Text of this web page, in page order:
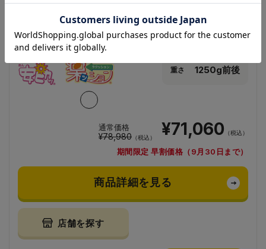
フロル／安ピカッ／楽ッション
重さ 1250g前後
通常価格
¥78,980 （税込） ¥71,060 （税込）
期間限定 早割価格（9月30日まで）
商品詳細を見る
店舗を探す